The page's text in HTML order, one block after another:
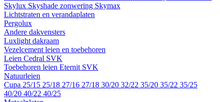
Skylux Skyshade zonwering Skymax
Lichtstraten en verandaplaten
Pergolux
Andere dakvensters
Luxlight dakraam
Vezelcement leien en toebehoren
Leien Cedral SVK
Toebehoren leien Eternit SVK
Natuurleien
Cupa 25/15 25/18 27/16 27/18 30/20 32/22 35/20 35/22 35/25
40/20 40/22 40/25